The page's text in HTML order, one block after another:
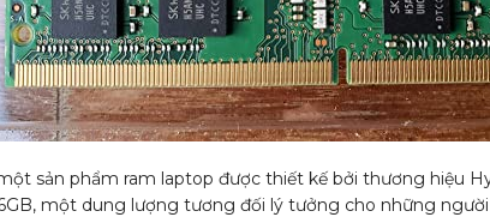
sản phẩm ram laptop được thiết kế bởi thương hiệu
một dung lượng tương đối lý tưởng cho những